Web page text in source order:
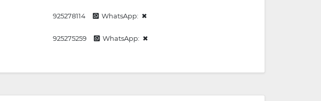
925278114 WhatsApp: ✖
925275259 WhatsApp: ✖